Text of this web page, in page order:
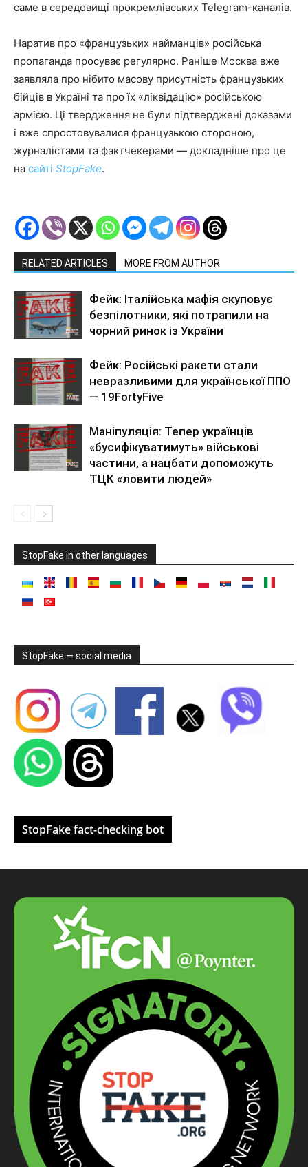
саме в середовищі прокремлівських Telegram-каналів.
Наратив про «французьких найманців» російська
пропаганда просуває регулярно. Раніше Москва вже
заявляла про нібито масову присутність французьких
бійців в Україні та про їх «ліквідацію» російською
армією. Ці твердження не були підтверджені доказами
і вже спростовувалися французькою стороною,
журналістами та фактчекерами — докладніше про це
на сайті StopFake.
RELATED ARTICLES MORE FROM AUTHOR
Фейк: Італійська мафія скуповує
безпілотники, які потрапили на
чорний ринок із України
Фейк: Російські ракети стали
невразливими для української ППО
— 19FortyFive
Маніпуляція: Тепер українців
«бусифікуватимуть» військові
частини, а нацбати допоможуть
ТЦК «ловити людей»
StopFake in other languages
StopFake — social media
StopFake fact-checking bot